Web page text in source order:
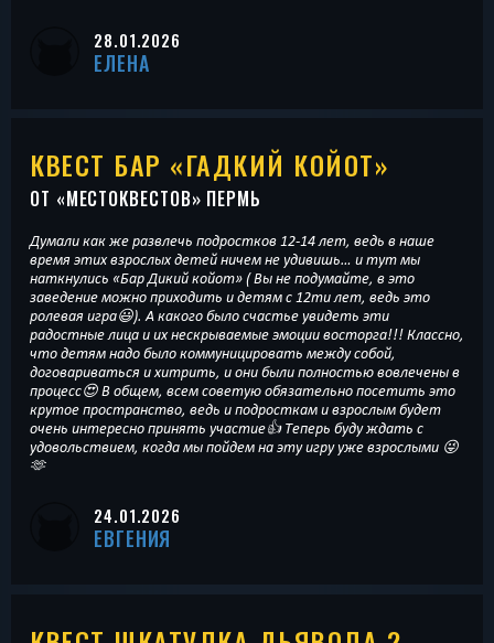
28.01.2026
ЕЛЕНА
КВЕСТ БАР «ГАДКИЙ КОЙОТ»
ОТ «МЕСТОКВЕСТОВ» ПЕРМЬ
Думали как же развлечь подростков 12-14 лет, ведь в наше
время этих взрослых детей ничем не удивишь… и тут мы
наткнулись «Бар Дикий койот» ( Вы не подумайте, в это
заведение можно приходить и детям с 12ти лет, ведь это
ролевая игра😃). А какого было счастье увидеть эти
радостные лица и их нескрываемые эмоции восторга!!! Классно,
что детям надо было коммуницировать между собой,
договариваться и хитрить, и они были полностью вовлечены в
процесс😍 В общем, всем советую обязательно посетить это
крутое пространство, ведь и подросткам и взрослым будет
очень интересно принять участие👍 Теперь буду ждать с
удовольствием, когда мы пойдем на эту игру уже взрослыми 😜
🫶
24.01.2026
ЕВГЕНИЯ